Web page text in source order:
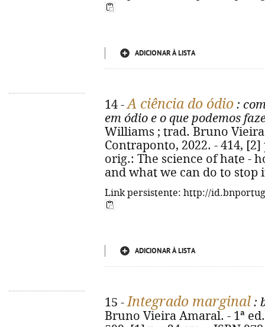
ADICIONAR À LISTA
14 -A ciência do ódio :
em ódio e o que podemos
Williams ; trad. Bruno Vieira
Contraponto, 2022. - 414,
orig.: The science of hate -
and what we can do to stop
Link persistente: http://
ADICIONAR À LISTA
15 -Integrado marginal :
Bruno Vieira Amaral. - 1ª